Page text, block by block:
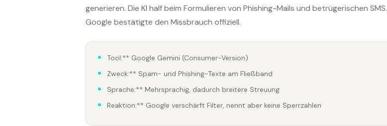
generieren. Die KI half beim Formulieren von Phishing-Mails und betrügerischen SMS.
Google bestätigte den Missbrauch offiziell.
Tool:** Google Gemini (Consumer-Version)
Zweck:** Spam- und Phishing-Texte am Fließband
Sprache:** Mehrsprachig, dadurch breitere Streuung
Reaktion:** Google verschärft Filter, nennt aber keine Sperrzahlen